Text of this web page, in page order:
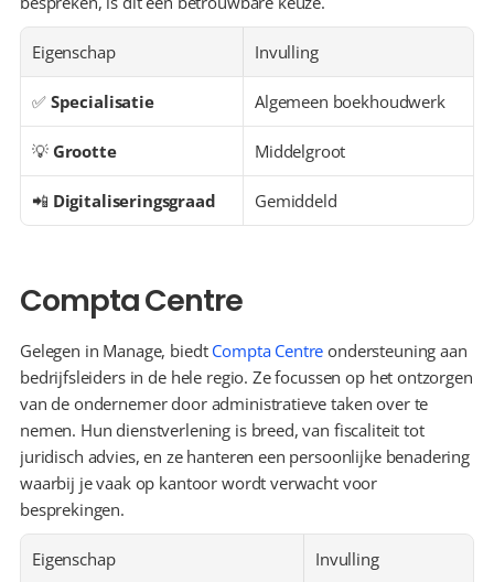
Eigenschap Invulling
✅ Specialisatie Algemeen boekhoudwerk
💡 Grootte Middelgroot
📲 Digitaliseringsgraad Gemiddeld
Compta Centre
Gelegen in Manage, biedt Compta Centre ondersteuning aan
bedrijfsleiders in de hele regio. Ze focussen op het ontzorgen
van de ondernemer door administratieve taken over te
nemen. Hun dienstverlening is breed, van fiscaliteit tot
juridisch advies, en ze hanteren een persoonlijke benadering
waarbij je vaak op kantoor wordt verwacht voor
besprekingen.
Eigenschap Invulling